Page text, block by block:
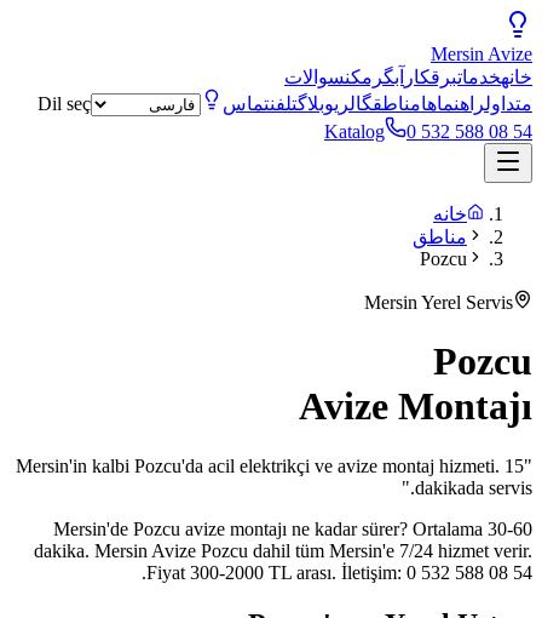
Mersin Avize
خانهخدماتبرقکار آبگرمکنسوالات
متداولراهنماهامناطقگالریوبلاگتلفنتماس
Dil seç
Katalog
0 532 588 08 54
خانه
مناطق
Pozcu
Mersin Yerel Servis
Pozcu
Avize Montajı
"
Mersin'in kalbi Pozcu'da acil elektrikçi ve avize montaj hizmeti. 15
dakikada servis.
"
Mersin'de Pozcu avize montajı ne kadar sürer? Ortalama 30-60
dakika. Mersin Avize Pozcu dahil tüm Mersin'e 7/24 hizmet verir.
Fiyat 300-2000 TL arası. İletişim: 0 532 588 08 54.